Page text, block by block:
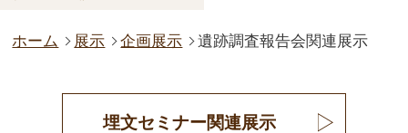
ホーム 展示 企画展示 遺跡調査報告会関連展示
埋文セミナー関連展示